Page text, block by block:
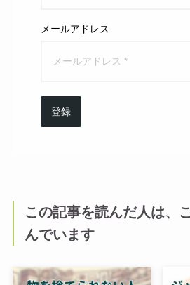
メールアドレス
登録
この記事を読んだ人は、
んでいます